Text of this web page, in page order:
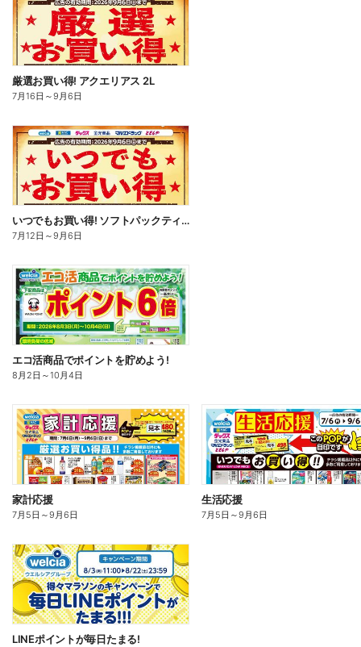
厳選お買い得! アクエリアス 2L
7月16日 ～9月6日
いつでもお買い得! ソフトパックティッシュ
7月12日 ～9月6日
エコ活商品でポイントを貯めよう!
8月2日 ～10月4日
家計応援
7月5日 ～9月6日
生活応援
7月5日 ～9月6日
LINEポイントが毎日たまる!